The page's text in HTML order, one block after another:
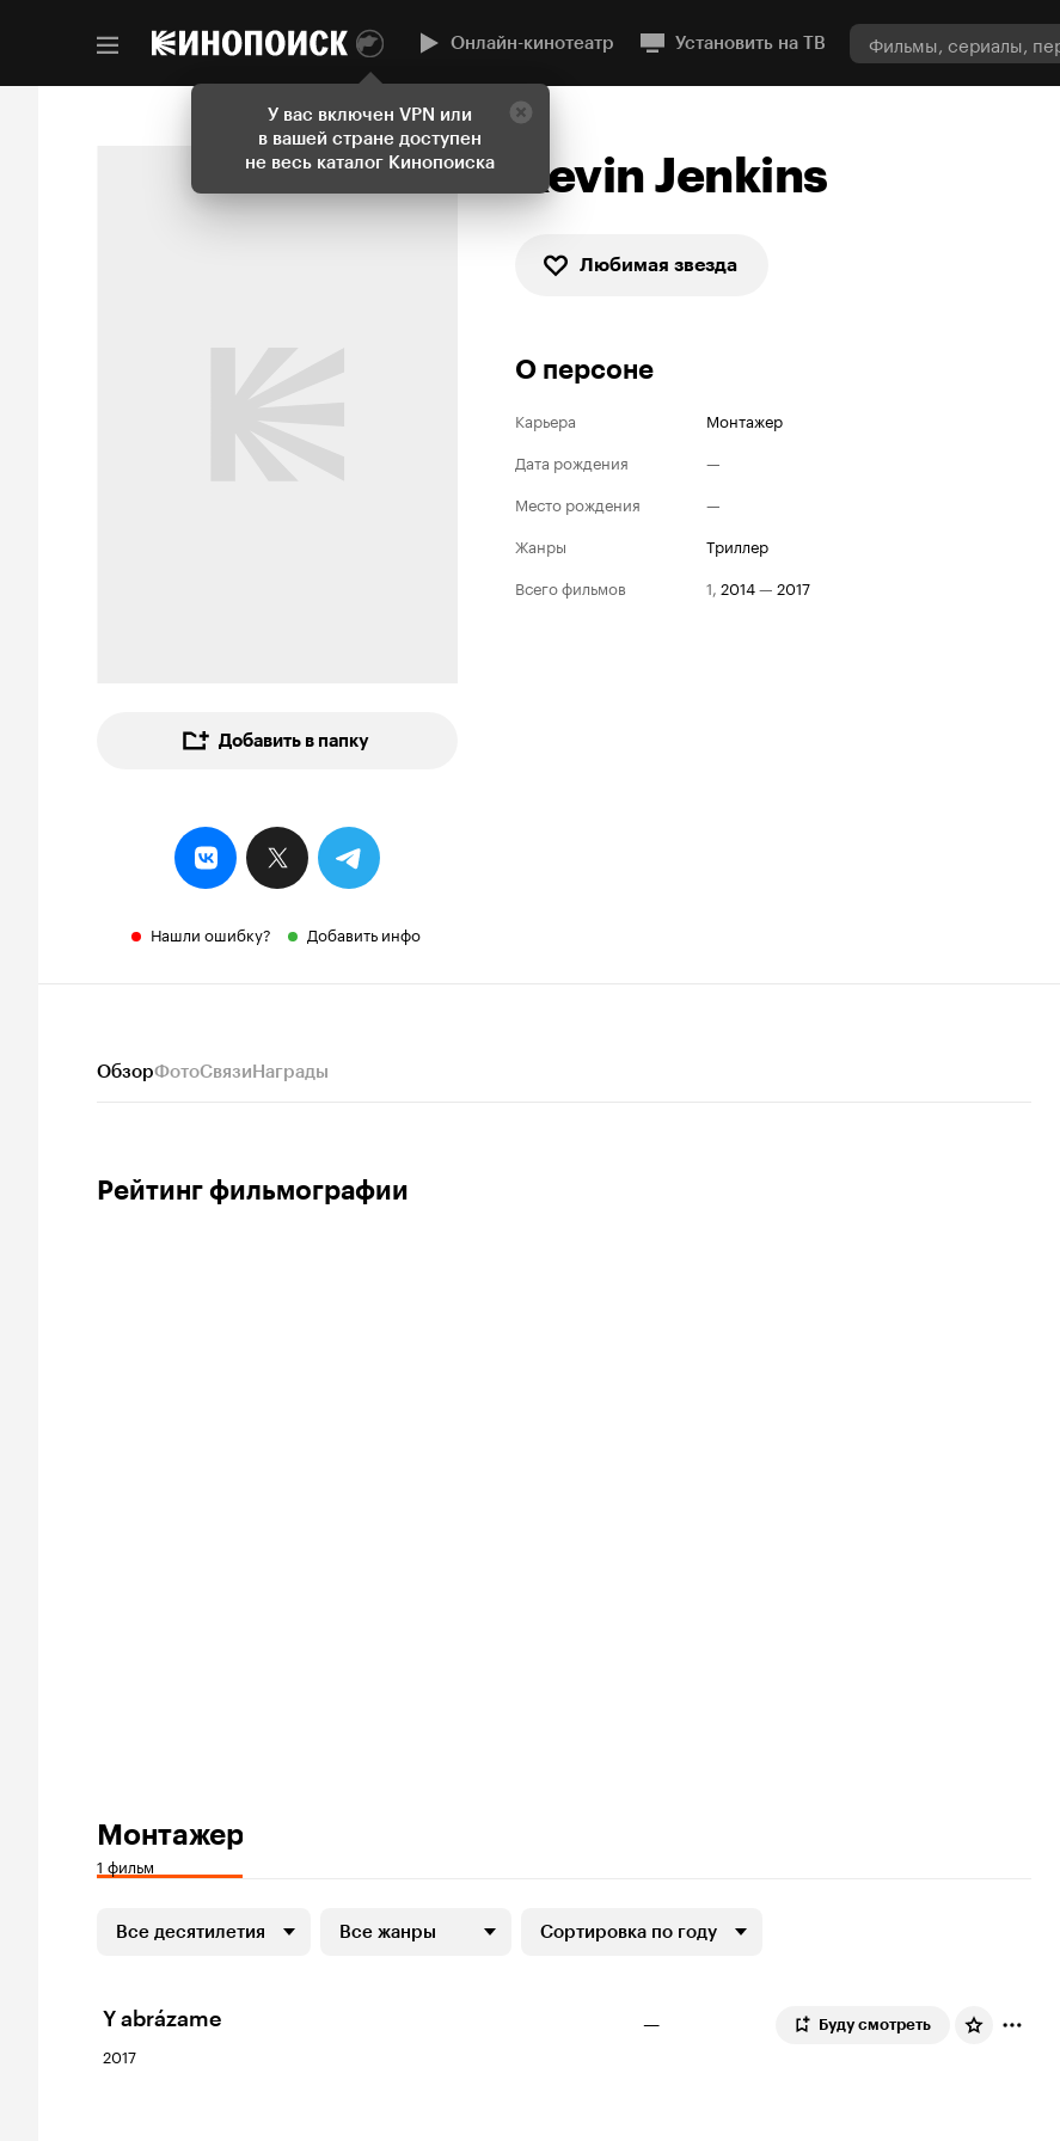
У вас включен VPN или
в вашей стране доступен
не весь каталог Кинопоиска
Онлайн-кинотеатр Установить на ТВ
Добавить в папку
Нашли ошибку? Добавить инфо
Kevin Jenkins
Любимая звезда
О персоне
Карьера
Монтажер
Дата рождения
—
Место рождения
—
Жанры
триллер
Всего фильмов
1, 2014— 2017
ОбзорФотоСвязиНаграды
Рейтинг фильмографии
Монтажер
1 фильм
Все десятилетия Все жанры Сортировка по году
Y abrázame
2017
— Буду смотреть